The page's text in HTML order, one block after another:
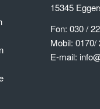
15345
Fon: 030 /
Mobil: 0170/
E-mail: